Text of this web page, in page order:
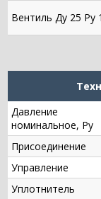
Вентиль Ду 25
Давление
номинальное, Ру
Присоединение
Управление
Уплотнитель